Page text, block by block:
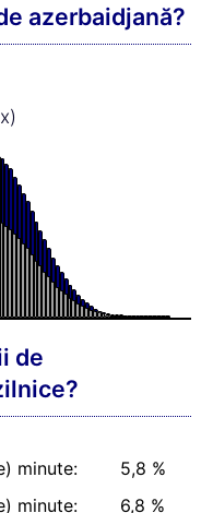
azerbaidjană?
de
minute:
5,8 %
minute:
6,8 %